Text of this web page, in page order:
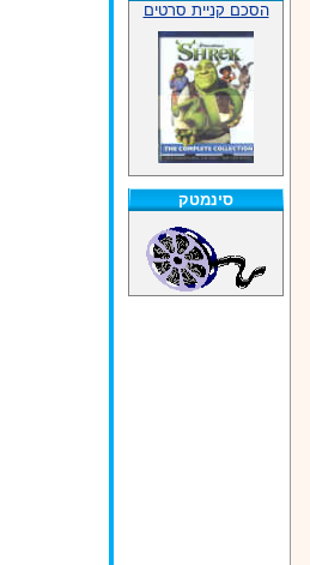
הסכם קניית סרטים
סינמטק